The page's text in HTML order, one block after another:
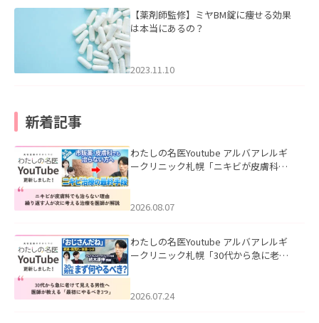
【薬剤師監修】ミヤBM錠に痩せる効果
は本当にあるの？
2023.11.10
新着記事
わたしの名医Youtube アルバアレルギ
ークリニック札幌「ニキビが皮膚科で
ました。
2026.08.07
わたしの名医Youtube アルバアレルギ
ークリニック札幌「30代から急に老け
た。
2026.07.24